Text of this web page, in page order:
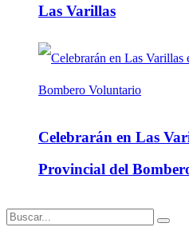
Las Varillas
Celebrarán en Las
Provincial del